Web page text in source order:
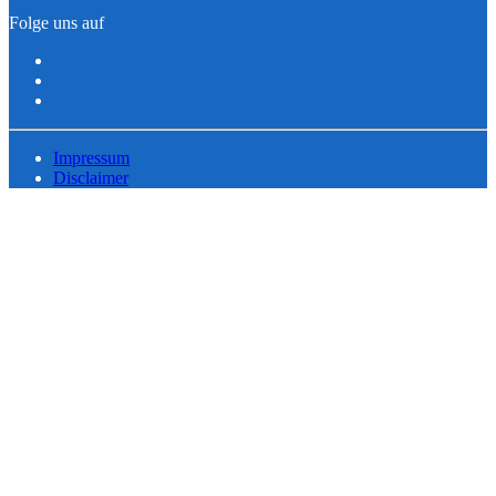
Folge uns auf
Impressum
Disclaimer